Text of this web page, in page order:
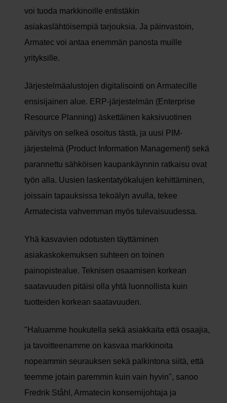
voi tuoda markkinoille entistäkin
asiakaslähtöisempiä tarjouksia. Ja päinvastoin,
Armatec voi antaa enemmän panosta muille
yrityksille.
Järjestelmäalustojen digitalisointi on Armatecille
ensisijainen alue. ERP-järjestelmän (Enterprise
Resource Planning) äskettäinen kaksivuotinen
päivitys on selkeä osoitus tästä, ja uusi PIM-
järjestelmä (Product Information Management) sekä
parannettu sähköisen kaupankäynnin ratkaisu ovat
työn alla. Uusien laskentatyökalujen kehittäminen,
joissain tapauksissa tekoälyn avulla, tekee
Armatecista vahvemman myös tulevaisuudessa.
Yhä kasvavien odotusten täyttäminen
asiakaskokemuksen suhteen on toinen
painopistealue. Teknisen osaamisen korkean
saatavuuden pitäisi olla yhtä luonnollista kuin
tuotteiden korkean saatavuuden.
"Haluamme houkutella sekä asiakkaita että osaajia,
ja tavoitteenamme on kasvaa markkinoita
nopeammin seurauksen sekä palkintona siitä, että
teemme jotain paremmin kuin vain hyvin", sanoo
Fredrik Ståhl, Armatecin konsernijohtaja ja